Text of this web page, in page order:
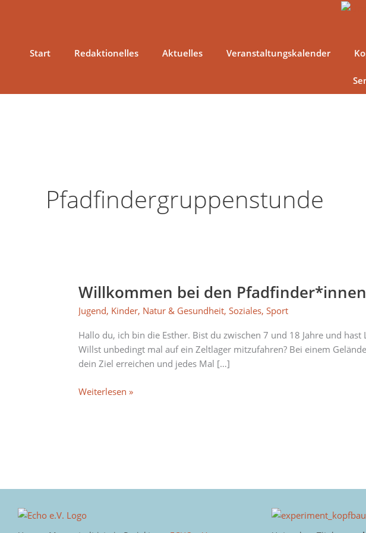
Start
Redaktionelles Aktuelles Veranstaltungskalender
Pfadfindergruppenstunde
Willkommen bei den
Jugend, Kinder, Natur & Gesundheit,Soziales,Sport
Hallo du, ich bin die Esther. Bist du zwischen 7 und 18 Jahre und
Willst unbedingt mal auf ein Zeltlager mitzufahren? Bei einem
dein Ziel erreichen und jedes Mal […]
Willkommen
den
Pfadfinder*innen
in
der
Weiterlesen »